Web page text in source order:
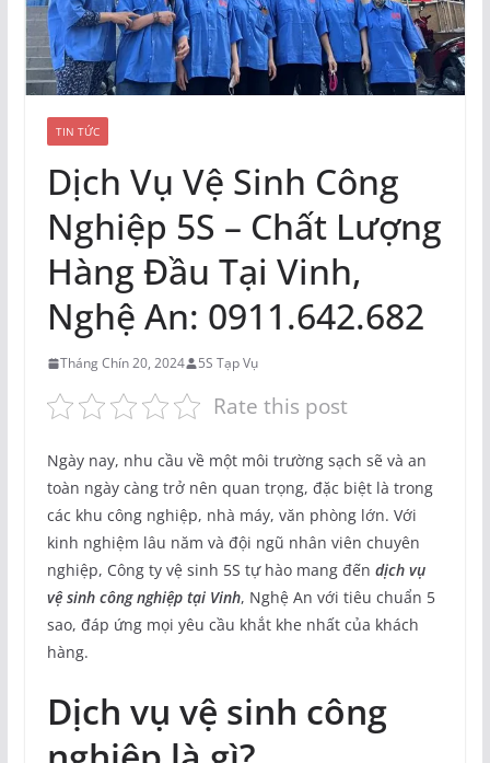
TIN TỨC
Dịch Vụ Vệ Sinh Công
Nghiệp 5S – Chất Lượng
Hàng Đầu Tại Vinh,
Nghệ An: 0911.642.682
Tháng Chín 20, 2024 5S Tạp Vụ
Rate this post
Ngày nay, nhu cầu về một môi trường sạch sẽ và an
toàn ngày càng trở nên quan trọng, đặc biệt là trong
các khu công nghiệp, nhà máy, văn phòng lớn. Với
kinh nghiệm lâu năm và đội ngũ nhân viên chuyên
nghiệp, Công ty vệ sinh 5S tự hào mang đến dịch vụ
vệ sinh công nghiệp tại Vinh, Nghệ An với tiêu chuẩn 5
sao, đáp ứng mọi yêu cầu khắt khe nhất của khách
hàng.
Dịch vụ vệ sinh công